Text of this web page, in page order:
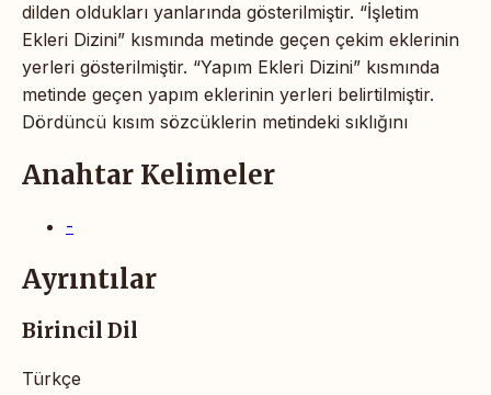
dilden oldukları yanlarında gösterilmiştir. “İşletim
Ekleri Dizini” kısmında metinde geçen çekim eklerinin
yerleri gösterilmiştir. “Yapım Ekleri Dizini” kısmında
metinde geçen yapım eklerinin yerleri belirtilmiştir.
Dördüncü kısım sözcüklerin metindeki sıklığını
Anahtar Kelimeler
-
Ayrıntılar
Birincil Dil
Türkçe